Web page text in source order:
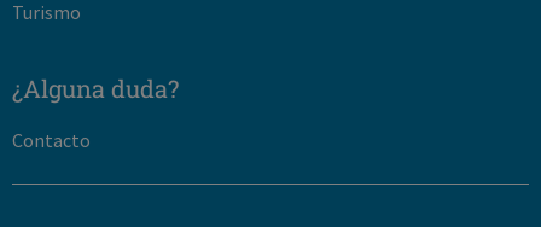
Turismo
¿Alguna duda?
Contacto